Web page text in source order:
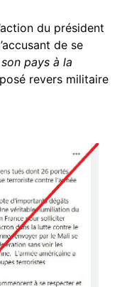
du président
de se
pays à la
revers militaire